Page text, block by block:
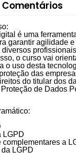
Comentários
é uma
garantir agilidade
o curso vai
o uso desta
das
do titular dos
de Dados
LGPD
complementares a
LGPD